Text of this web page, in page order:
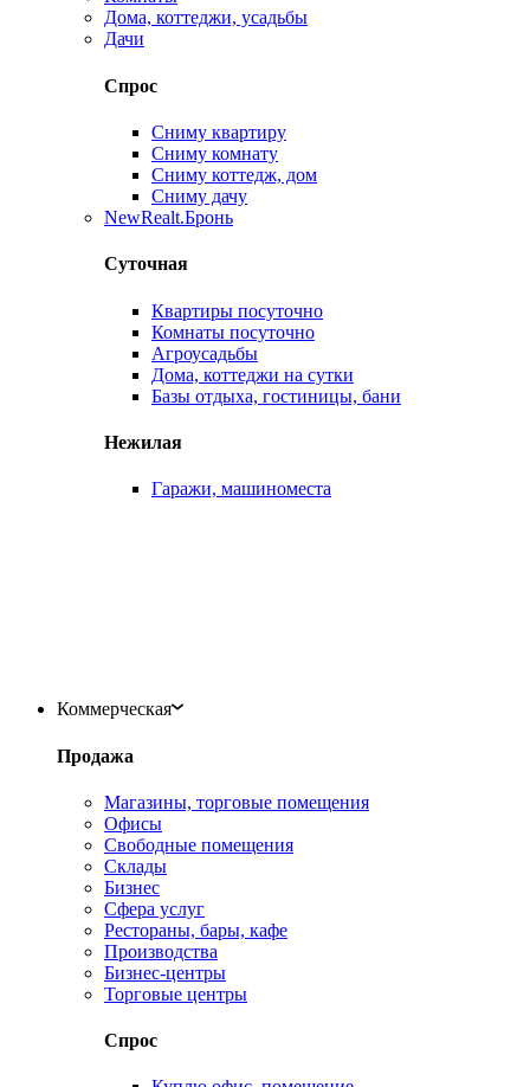
Дома, коттеджи, усадьбы
Дачи
Спрос
Сниму квартиру
Сниму комнату
Сниму коттедж, дом
Сниму дачу
NewRealt.Бронь
Суточная
Квартиры посуточно
Комнаты посуточно
Агроусадьбы
Дома, коттеджи на сутки
Базы отдыха, гостиницы, бани
Нежилая
Гаражи, машиноместа
Коммерческая
Продажа
Магазины, торговые помещения
Офисы
Свободные помещения
Склады
Бизнес
Сфера услуг
Рестораны, бары, кафе
Производства
Бизнес-центры
Торговые центры
Спрос